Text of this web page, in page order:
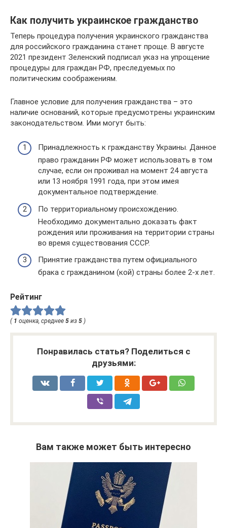
Как получить украинское гражданство
Теперь процедура получения украинского гражданства
для российского гражданина станет проще. В августе
2021 президент Зеленский подписал указ на упрощение
процедуры для граждан РФ, преследуемых по
политическим соображениям.
Главное условие для получения гражданства – это
наличие оснований, которые предусмотрены украинским
законодательством. Ими могут быть:
Принадлежность к гражданству Украины. Данное
право гражданин РФ может использовать в том
случае, если он проживал на момент 24 августа
или 13 ноября 1991 года, при этом имея
документальное подтверждение.
По территориальному происхождению.
Необходимо документально доказать факт
рождения или проживания на территории страны
во время существования СССР.
Принятие гражданства путем официального
брака с гражданином (кой) страны более 2-х лет.
Рейтинг
( 1 оценка, среднее 5 из 5 )
Понравилась статья? Поделиться с
друзьями:
Вам также может быть интересно